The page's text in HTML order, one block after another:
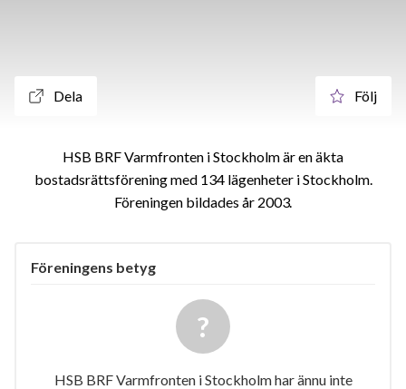
Dela Följ
HSB BRF Varmfronten i Stockholm är en äkta
bostadsrättsförening med 134 lägenheter i Stockholm.
Föreningen bildades år 2003
Föreningens betyg
HSB BRF Varmfronten i Stockholm har ännu inte